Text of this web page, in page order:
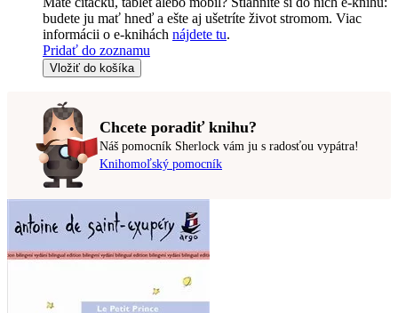
budete ju mať hneď a ešte aj ušetríte život stromom. Viac
informácii o e-knihách nájdete tu.
Pridať do zoznamu
Vložiť do košíka
Chcete poradiť knihu?
Náš pomocník Sherlock vám ju s radosťou vypátra!
Knihomoľský pomocník